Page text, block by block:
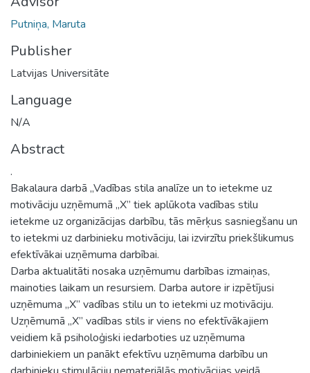
Putniņa, Maruta
Publisher
Latvijas Universitāte
Language
N/A
Abstract
.
Bakalaura darbā „Vadības stila analīze un to ietekme uz
motivāciju uzņēmumā „X” tiek aplūkota vadības stilu
ietekme uz organizācijas darbību, tās mērķus sasniegšanu un
to ietekmi uz darbinieku motivāciju, lai izvirzītu priekšlikumus
efektīvākai uzņēmuma darbībai.
Darba aktualitāti nosaka uzņēmumu darbības izmaiņas,
mainoties laikam un resursiem. Darba autore ir izpētījusi
uzņēmuma „X” vadības stilu un to ietekmi uz motivāciju.
Uzņēmumā „X” vadības stils ir viens no efektīvākajiem
veidiem kā psiholoģiski iedarboties uz uzņēmuma
darbiniekiem un panākt efektīvu uzņēmuma darbību un